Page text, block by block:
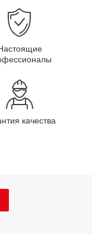
качества